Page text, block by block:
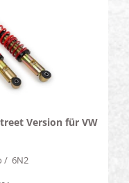
Version für VW
/ 6N2